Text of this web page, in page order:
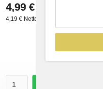
4,99 €
4,19 € Netto